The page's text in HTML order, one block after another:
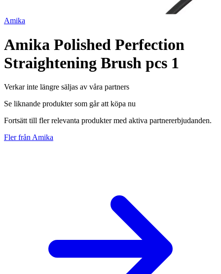
Amika
Amika Polished Perfection
Straightening Brush pcs 1
Verkar inte längre säljas av våra partners
Se liknande produkter som går att köpa nu
Fortsätt till fler relevanta produkter med aktiva partnererbjudanden.
Fler från Amika